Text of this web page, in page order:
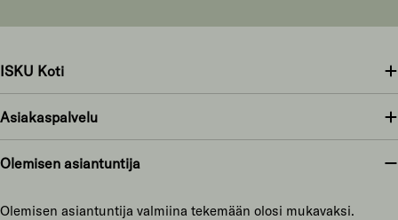
ISKU Koti
Asiakaspalvelu
Olemisen asiantuntija
Olemisen asiantuntija valmiina tekemään olosi mukavaksi.